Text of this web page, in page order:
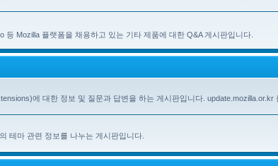
등 Mozilla 플랫폼을 채용하고 있는 기타 제품에 대한 Q&A 게시판입니다.
에 대한 정보 및 질문과 답변을 하는 게시판입니다. update.mozilla.or.kr
테마 관련 정보를 나누는 게시판입니다.